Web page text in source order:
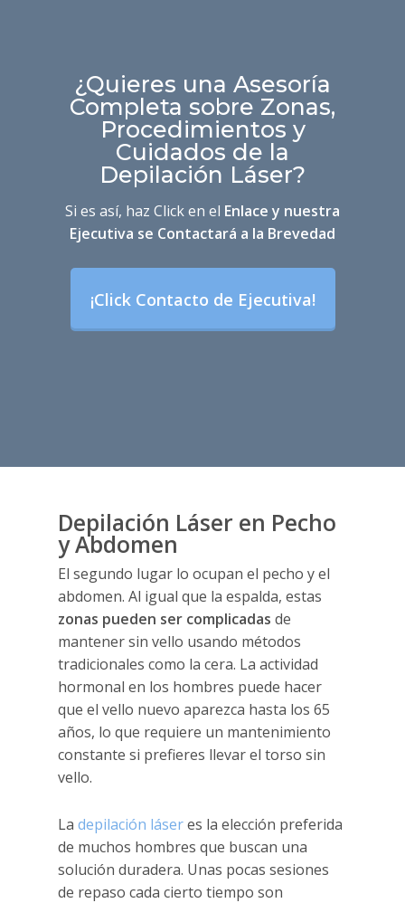
¿Quieres una Asesoría
Completa sobre Zonas,
Procedimientos y
Cuidados de la
Depilación Láser?
Si es así, haz Click en el Enlace y nuestra
Ejecutiva se Contactará a la Brevedad
¡Click Contacto de Ejecutiva!
Depilación Láser en Pecho
y Abdomen
El segundo lugar lo ocupan el pecho y el
abdomen. Al igual que la espalda, estas
zonas pueden ser complicadas de
mantener sin vello usando métodos
tradicionales como la cera. La actividad
hormonal en los hombres puede hacer
que el vello nuevo aparezca hasta los 65
años, lo que requiere un mantenimiento
constante si prefieres llevar el torso sin
vello.
Ladepilación láseres la elección preferida
de muchos hombres que buscan una
solución duradera. Unas pocas sesiones
de repaso cada cierto tiempo son